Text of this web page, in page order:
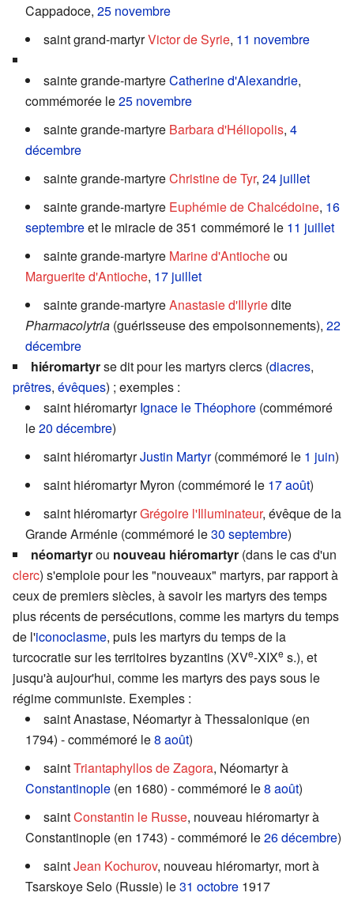
Cappadoce, 25 novembre
saint grand-martyrVictor de Syrie, 11 novembre
sainte grande-martyreCatherine d'Alexandrie,
commémorée le25 novembre
sainte grande-martyre Barbara d'Héliopolis, 4
décembre
sainte grande-martyreChristine de Tyr, 24 juillet
sainte grande-martyre Euphémie de Chalcédoine, 16
septembreet le miracle de 351 commémoré le 11 juillet
sainte grande-martyre Marine d'Antiocheou
Marguerite d'Antioche, 17 juillet
sainte grande-martyreAnastasie d'Illyriedite
Pharmacolytria (guérisseuse des empoisonnements), 22
décembre
hiéromartyrse dit pour les martyrs clercs (diacres,
prêtres, évêques) ; exemples :
saint hiéromartyrIgnace le Théophore (commémoré
le20 décembre)
saint hiéromartyrJustin Martyr(commémoré le 1 juin)
saint hiéromartyr Myron (commémoré le 17 août)
saint hiéromartyrGrégoire l'Illuminateur, évêque de la
Grande Arménie (commémoré le30 septembre)
néomartyrou nouveau hiéromartyr (dans le cas d'un
clerc) s'emploie pour les "nouveaux" martyrs, par rapport à
ceux de premiers siècles, à savoir les martyrs des temps
plus récents de persécutions, comme les martyrs du temps
de l'iconoclasme, puis les martyrs du temps de la
turcocratie sur les territoires byzantins (XVe-XIXe s.), et
jusqu'à aujour'hui, comme les martyrs des pays sous le
régime communiste. Exemples :
saint Anastase, Néomartyr à Thessalonique (en
1794) - commémoré le8 août)
saintTriantaphyllos de Zagora, Néomartyr à
Constantinople (en 1680) - commémoré le8 août)
saintConstantin le Russe, nouveau hiéromartyr à
Constantinople (en 1743) - commémoré le26 décembre)
saintJean Kochurov, nouveau hiéromartyr, mort à
Tsarskoye Selo (Russie) le31 octobre 1917